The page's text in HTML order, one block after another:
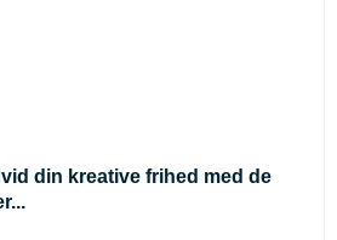
din kreative frihed med de